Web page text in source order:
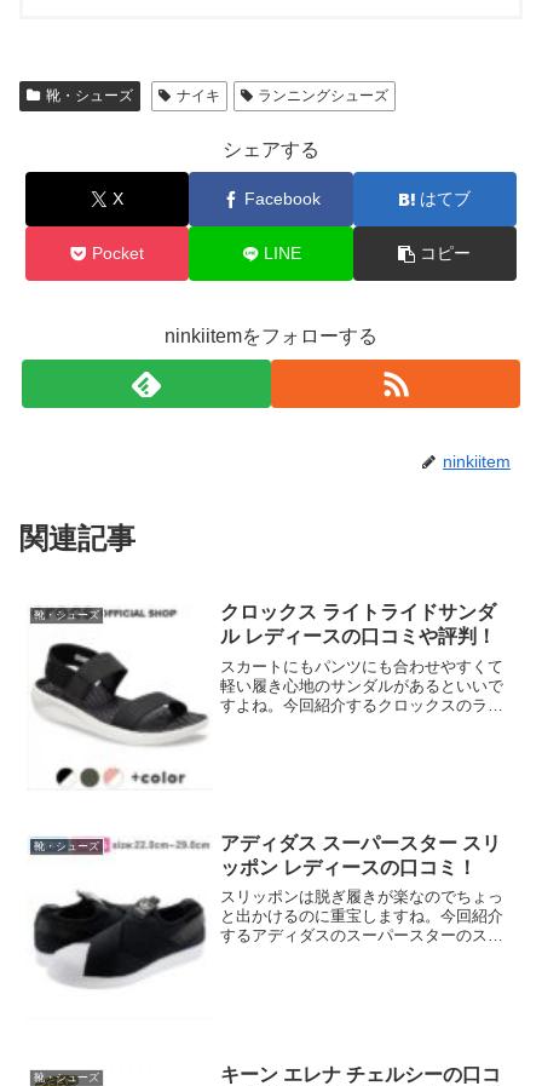
靴・シューズ ナイキ ランニングシューズ
シェアする
X Facebook はてブ
Pocket LINE コピー
ninkiitemをフォローする
ninkiitem
関連記事
靴・シューズ
クロックス ライトライドサンダ
ル レディースの口コミや評判！
スカートにもパンツにも合わせやすくて
軽い履き心地のサンダルがあるといいで
すよね。今回紹介するクロックスのライ
靴・シューズ
アディダス スーパースター スリ
ッポン レディースの口コミ！
スリッポンは脱ぎ履きが楽なのでちょっ
と出かけるのに重宝しますね。今回紹介
するアディダスのスーパースターのスリ
靴・シューズ
キーン エレナ チェルシーの口コ